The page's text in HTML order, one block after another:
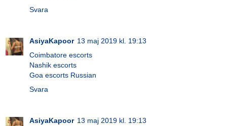
Svara
AsiyaKapoor 13 maj 2019 kl. 19:13
Coimbatore escorts
Nashik escorts
Goa escorts Russian
Svara
AsiyaKapoor 13 maj 2019 kl. 19:13